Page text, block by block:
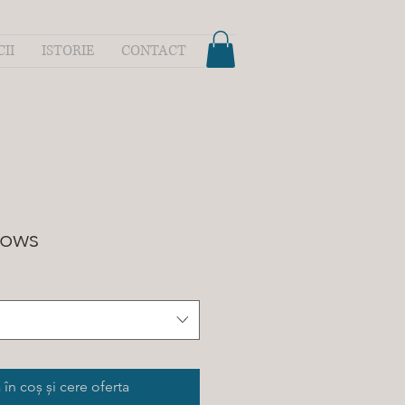
ISTORIE CONTACT
coș și cere oferta